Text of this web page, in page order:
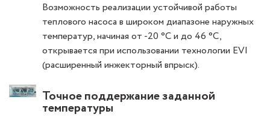
Возможность реализации устойчивой работы
теплового насоса в широком диапазоне наружных
температур, начиная от -20 °C и до 46 °C,
открывается при использовании технологии EVI
(расширенный инжекторный впрыск).
Точное поддержание заданной
температуры